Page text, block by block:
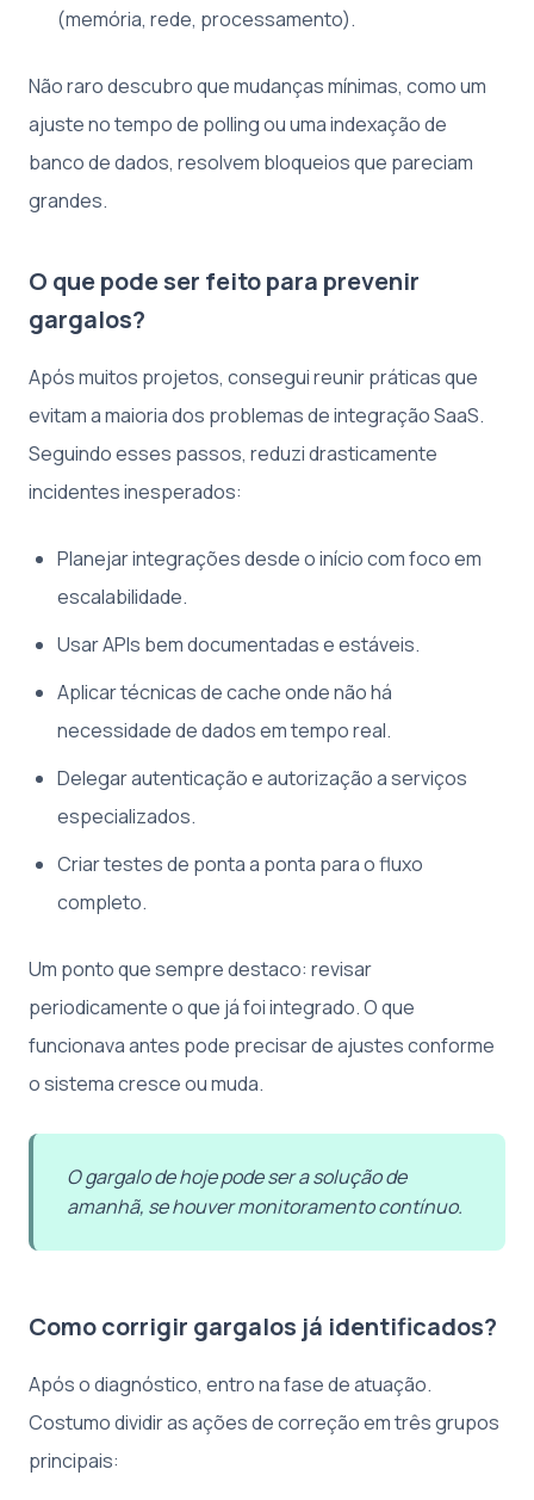
(memória, rede, processamento).
Não raro descubro que mudanças mínimas, como um
ajuste no tempo de polling ou uma indexação de
banco de dados, resolvem bloqueios que pareciam
grandes.
O que pode ser feito para prevenir
gargalos?
Após muitos projetos, consegui reunir práticas que
evitam a maioria dos problemas de integração SaaS.
Seguindo esses passos, reduzi drasticamente
incidentes inesperados:
Planejar integrações desde o início com foco em
escalabilidade.
Usar APIs bem documentadas e estáveis.
Aplicar técnicas de cache onde não há
necessidade de dados em tempo real.
Delegar autenticação e autorização a serviços
especializados.
Criar testes de ponta a ponta para o fluxo
completo.
Um ponto que sempre destaco: revisar
periodicamente o que já foi integrado. O que
funcionava antes pode precisar de ajustes conforme
o sistema cresce ou muda.
O gargalo de hoje pode ser a solução de
amanhã, se houver monitoramento contínuo.
Como corrigir gargalos já identificados?
Após o diagnóstico, entro na fase de atuação.
Costumo dividir as ações de correção em três grupos
principais: